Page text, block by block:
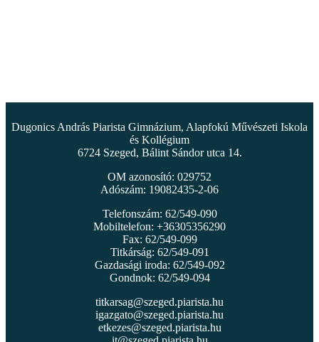
Dugonics András Piarista Gimnázium, Alapfokú Művészeti Iskola
és Kollégium
6724 Szeged, Bálint Sándor utca 14.
OM azonosító: 029752
Adószám: 19082435-2-06
Telefonszám: 62/549-090
Mobiltelefon: +36305356290
Fax: 62/549-099
Titkárság: 62/549-091
Gazdasági iroda: 62/549-092
Gondnok: 62/549-094
titkarsag@szeged.piarista.hu
igazgato@szeged.piarista.hu
etkezes@szeged.piarista.hu